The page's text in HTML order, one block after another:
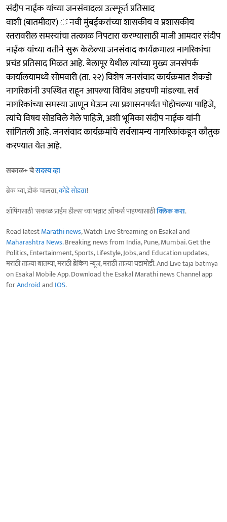
संदीप नाईक यांच्या जनसंवादला उत्स्फूर्त प्रतिसाद
वाशी (बातमीदार) ः नवी मुंबईकरांच्या शासकीय व प्रशासकीय
स्तरावरील समस्यांचा तत्काळ निपटारा करण्यासाठी माजी आमदार संदीप
नाईक यांच्या वतीने सुरू केलेल्या जनसंवाद कार्यक्रमाला नागरिकांचा
प्रचंड प्रतिसाद मिळत आहे. बेलापूर येथील त्यांच्या मुख्य जनसंपर्क
कार्यालयामध्ये सोमवारी (ता. २२) विशेष जनसंवाद कार्यक्रमात शेकडो
नागरिकांनी उपस्थित राहून आपल्या विविध अडचणी मांडल्या. सर्व
नागरिकांच्या समस्या जाणून घेऊन त्या प्रशासनपर्यंत पोहोचल्या पाहिजे,
त्यांचे विषय सोडविले गेले पाहिजे, अशी भूमिका संदीप नाईक यांनी
सांगितली आहे. जनसंवाद कार्यक्रमांचे सर्वसामन्य नागरिकांकडून कौतुक
करण्यात येत आहे.
सकाळ+ चेसदस्य व्हा
ब्रेक घ्या, डोकं चालवा,कोडे सोडवा!
शॉपिंगसाठी 'सकाळ प्राईम डील्स'च्या भन्नाट ऑफर्स पाहण्यासाठीक्लिक करा.
Read latestMarathi news, Watch Live Streaming on Esakal and
Maharashtra News. Breaking news from India, Pune, Mumbai. Get the
Politics, Entertainment, Sports, Lifestyle, Jobs, and Education updates,
मराठी ताज्या बातम्या, मराठी ब्रेकिंग न्यूज, मराठी ताज्या घडामोडी. And Live taja batmya
on Esakal Mobile App. Download the Esakal Marathi news Channel app
forAndroidand IOS.